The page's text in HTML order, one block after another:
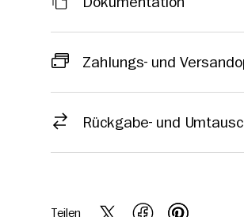
Zahlungs- und
Rückgabe- und
Teilen